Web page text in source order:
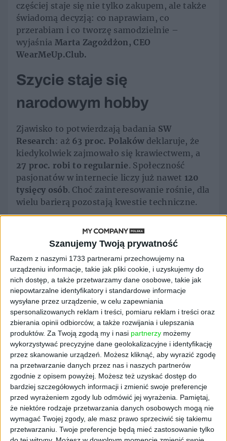
Szanujemy Twoją prywatność
Razem z naszymi 1733 partnerami przechowujemy na
urządzeniu informacje, takie jak pliki cookie, i uzyskujemy do
nich dostęp, a także przetwarzamy dane osobowe, takie jak
niepowtarzalne identyfikatory i standardowe informacje
wysyłane przez urządzenie, w celu zapewniania
spersonalizowanych reklam i treści, pomiaru reklam i treści oraz
zbierania opinii odbiorców, a także rozwijania i ulepszania
produktów. Za Twoją zgodą my i nasi partnerzy możemy
wykorzystywać precyzyjne dane geolokalizacyjne i identyfikację
przez skanowanie urządzeń. Możesz kliknąć, aby wyrazić zgodę
na przetwarzanie danych przez nas i naszych partnerów
zgodnie z opisem powyżej. Możesz też uzyskać dostęp do
bardziej szczegółowych informacji i zmienić swoje preferencje
przed wyrażeniem zgody lub odmówić jej wyrażenia. Pamiętaj,
że niektóre rodzaje przetwarzania danych osobowych mogą nie
wymagać Twojej zgody, ale masz prawo sprzeciwić się takiemu
przetwarzaniu. Twoje preferencje będą mieć zastosowanie tylko
częściej staje się nie tylko zakupem, ale także
świadomą decyzją: co naprawiam, co
przerabiam i co tworzę samodzielnie –
wyjaśnia Marta Zagożdżon, CEO
WearMeUp.Club.
Szycie staje się
narodowym hobby
Zjawisko to potwierdzają badania SW
Research : aż 63 proc. Polakówdeklaruje, że
kiedykolwiek zajmowało się krawiectwem, a
27 proc. robi to regularnie. Społeczność
pasjonatów w internecie liczy już nawet 120
tysięcy osób. Choć zainteresowanie rośnie, dla
wielu barierą pozostają kwestie techniczne.
pokazały mi, ile satysfakcji daje samodzielne
tworzenie ubrań, ale też jak dużą barierą
bywają wykroje: ich dobór, dopasowanie do
sylwetki, przygotowanie do druku czy
zrozumienie instrukcji. Późniejsze badania
potwierdziły, że nie było to wyłącznie moje
odczucie.
37 proc. osób szyjących wskazuje
dopasowanie wykroju do sylwetki jako
trudność, 35 proc. ma problem z
przygotowaniem go do druku lub krojenia, a
30 proc. ze zrozumieniem instrukcji. Chcemy
pokazać, że szycie nie musi być trudne,
hermetyczne ani zarezerwowane tylko dla
zaawansowanych – dodajeMarta Zagożdżon.
Technologia w służbie